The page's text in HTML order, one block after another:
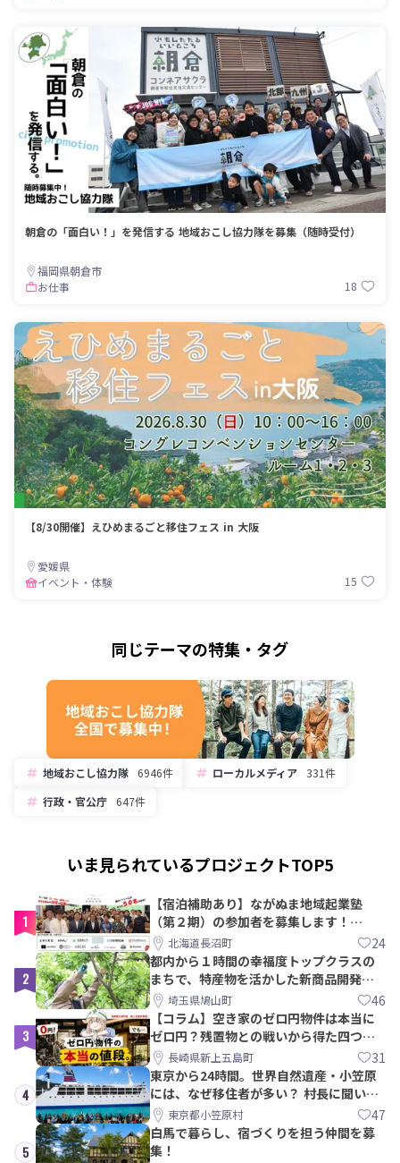
朝倉の「面白い！」を発信する 地域おこし協力隊を募集（随時受付）
福岡県朝倉市
お仕事
18
【8/30開催】えひめまるごと移住フェス in 大阪
愛媛県
イベント・体験
15
同じテーマの特集・タグ
地域おこし協力隊 6946件 ローカルメディア 331件
行政・官公庁
647件
いま見られているプロジェクトTOP5
1
【宿泊補助あり】ながぬま地域起業塾
（第２期）の参加者を募集します！
【8/21〆】
北海道長沼町 24
2
都内から１時間の幸福度トップクラスの
まちで、特産物を活かした新商品開発＆
PRメンバー募集！
埼玉県鳩山町 46
3
【コラム】空き家のゼロ円物件は本当に
ゼロ円？残置物との戦いから得た四つの
教訓｜新上五島町
長崎県新上五島町 31
4
東京から24時間。世界自然遺産・小笠原
には、なぜ移住者が多い？ 村長に聞いて
みた東京都小笠原村 47
5
白馬で暮らし、宿づくりを担う仲間を募
集！